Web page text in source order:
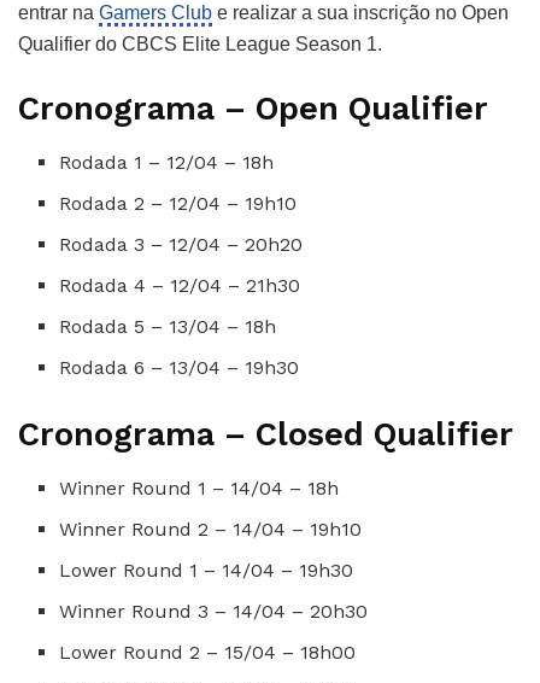
entrar na Gamers Club e realizar a sua inscrição no Open
Qualifier do CBCS Elite League Season 1.
Cronograma – Open Qualifier
Rodada 1 – 12/04 – 18h
Rodada 2 – 12/04 – 19h10
Rodada 3 – 12/04 – 20h20
Rodada 4 – 12/04 – 21h30
Rodada 5 – 13/04 – 18h
Rodada 6 – 13/04 – 19h30
Cronograma – Closed Qualifier
Winner Round 1 – 14/04 – 18h
Winner Round 2 – 14/04 – 19h10
Lower Round 1 – 14/04 – 19h30
Winner Round 3 – 14/04 – 20h30
Lower Round 2 – 15/04 – 18h00